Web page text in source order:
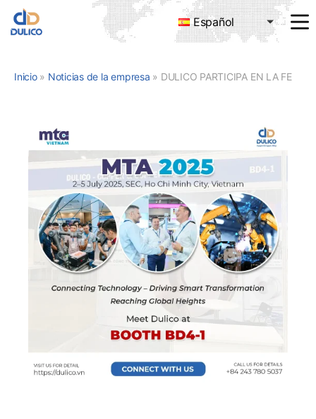
TRADING
Español
Inicio» Noticias de la empresa » DULICO PARTICIPA EN LA FERIA MTA VIETNAM 2025 EN CIUDAD HO CHI MINH